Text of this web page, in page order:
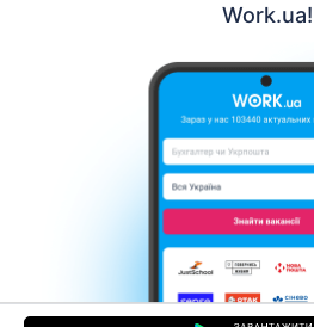
Work.ua!
Контакти Про нас
Допомога